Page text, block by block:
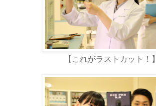
【これがラストカット！】